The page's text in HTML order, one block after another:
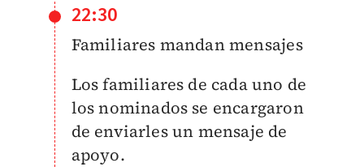
22:30
Familiares mandan mensajes
Los familiares de cada uno de
los nominados se encargaron
de enviarles un mensaje de
apoyo.